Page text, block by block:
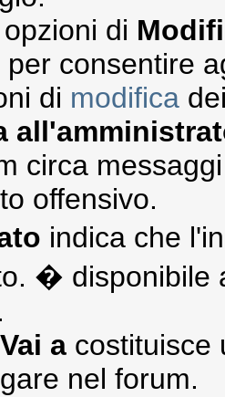
di
per consentire
di modifica
circa
offensivo.
indica che
� disponibile
Vai acostituisce
nel forum.